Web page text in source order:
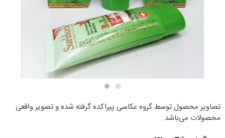
تصاویر محصول توسط گروه عکاسی پیراکده گرفته شده و تصویر واقعی
محصولات می‌باشد.